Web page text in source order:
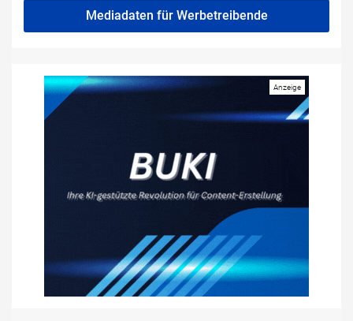
Mediadaten für Werbetreibende